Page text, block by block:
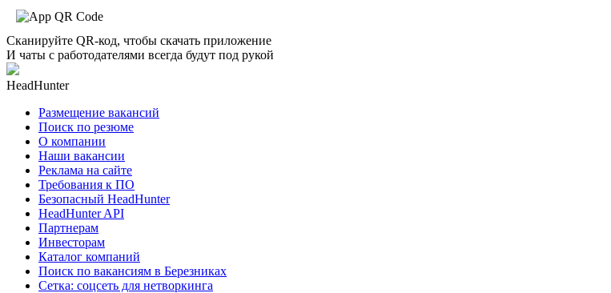
Сканируйте QR-код, чтобы скачать приложение
И чаты с работодателями всегда будут под рукой
HeadHunter
Размещение вакансий
Поиск по резюме
О компании
Наши вакансии
Реклама на сайте
Требования к ПО
Безопасный HeadHunter
HeadHunter API
Партнерам
Инвесторам
Каталог компаний
Поиск по вакансиям в Березниках
Сетка: соцсеть для нетворкинга